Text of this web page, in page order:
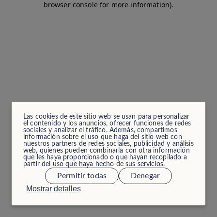
Las cookies de este sitio web se usan para personalizar
el contenido y los anuncios, ofrecer funciones de redes
sociales y analizar el tráfico. Además, compartimos
información sobre el uso que haga del sitio web con
nuestros partners de redes sociales, publicidad y análisis
web, quienes pueden combinarla con otra información
que les haya proporcionado o que hayan recopilado a
partir del uso que haya hecho de sus servicios.
Mostrar detalles
Permitir todas Denegar
browser console for more information).